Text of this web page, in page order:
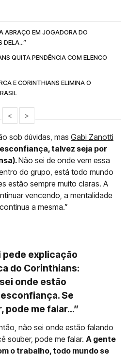
ABRAÇO EM JOGADORA DO
DELA...”
QUITA PENDÊNCIA COM ELENCO
E CORINTHIANS ELIMINA O
< >
sob dúvidas, mas Gabi Zanotti
talvez seja por
Não sei de onde vem essa
do grupo, está todo mundo
estão sempre muito claras. A
vencendo, a mentalidade
a mesma.”
pede explicação
do Corinthians:
onde estão
Se
pode me falar...”
não sei onde estão falando
souber, pode me falar. A gente
o trabalho, todo mundo se